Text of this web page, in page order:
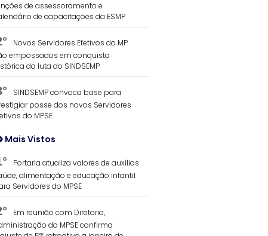
de assessoramento e
de capacitações da ESMP
Novos Servidores Efetivos do MP
empossados em conquista
da luta do SINDSEMP
SINDSEMP convoca base para
posse dos novos Servidores
do MPSE
Mais Vistos
Portaria atualiza valores de auxílios
alimentação e educação infantil
Servidores do MPSE
Em reunião com Diretoria,
do MPSE confirma